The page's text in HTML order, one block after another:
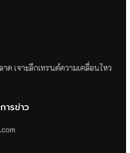
ด เจาะลึกเทรนด์ความเคลื่อนไหว
รข่าว